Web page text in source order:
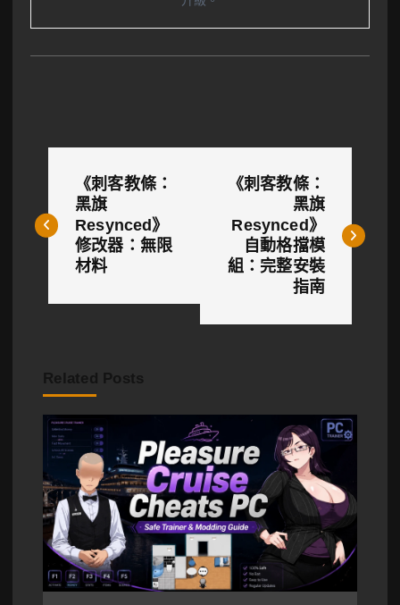
導
《刺客教條：
黑旗
Resynced》
修改器：無限
材料
《刺客教條：
黑旗
Resynced》
自動格擋模
組：完整安裝
指南
Related Posts